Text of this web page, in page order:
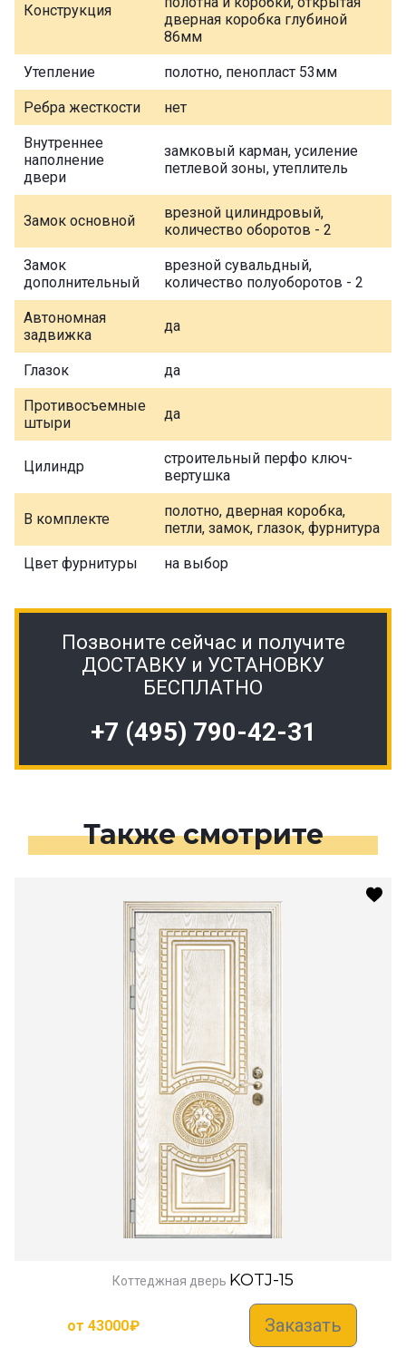
Конструкция
дверная коробка глубиной
86мм
Утепление полотно, пенопласт 53мм
Ребра жесткости нет
Внутреннее
наполнение
двери
замковый карман, усиление
петлевой зоны, утеплитель
Замок основной
врезной цилиндровый,
количество оборотов - 2
Замок
дополнительный
врезной сувальдный,
количество полуоборотов - 2
Автономная
задвижка
да
Глазок да
Противосъемные
штыри
да
Цилиндр
строительный перфо ключ-
вертушка
В комплекте
полотно, дверная коробка,
петли, замок, глазок, фурнитура
Цвет фурнитуры на выбор
Позвоните сейчас и получите
ДОСТАВКУ и УСТАНОВКУ
БЕСПЛАТНО
+7 (495) 790-42-31
Также смотрите
Коттеджная дверь KOTJ-15
от 43000₽ Заказать